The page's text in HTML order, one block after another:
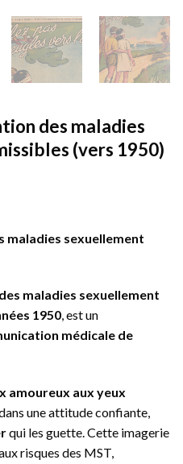
des maladies
(vers 1950)
maladies sexuellement
maladies sexuellement
1950, est un
médicale de
amoureux aux yeux
une attitude confiante,
qui les guette. Cette imagerie
risques des MST,